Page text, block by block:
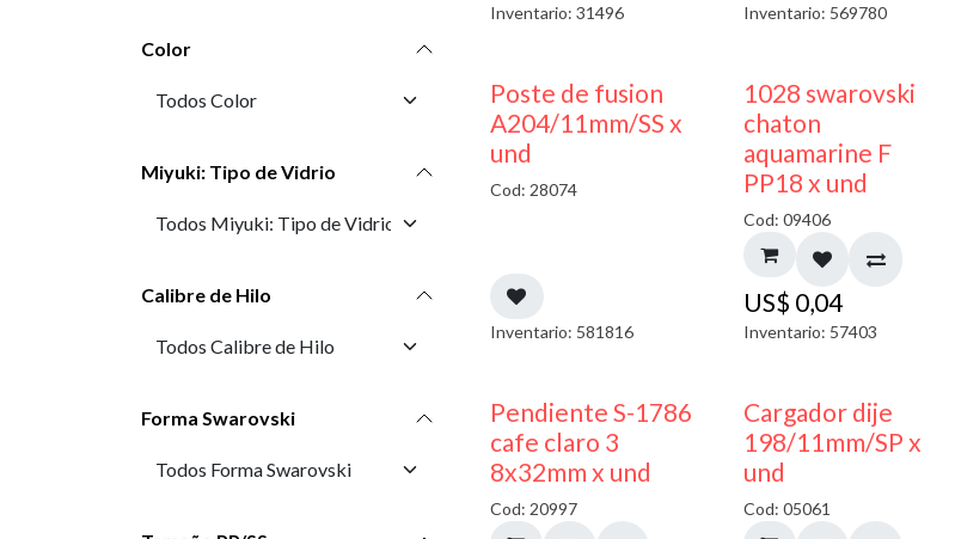
Color
Miyuki: Tipo de Vidrio
Calibre de Hilo
Forma Swarovski
Inventario: 31496 Inventario: 569780
Poste de fusion
A204/11mm/SS x
und
Cod: 28074
Inventario: 581816
1028 swarovski
chaton
aquamarine F
PP18 x und
Cod: 09406
US$ 0,04
Inventario: 57403
50% DESCUENTO
Pendiente S-1786
cafe claro 3
8x32mm x und
Cod: 20997 50% DESCUENTO
Cargador dije
198/11mm/SP x
und
Cod: 05061